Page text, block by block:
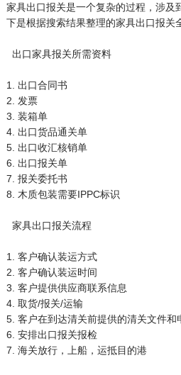
家具出口报关是一个复杂的过程，涉及
下是根据搜索结果整理的家具出口报关
出口家具报关所需资料
1. 出口合同书
2. 发票
3. 装箱单
4. 出口货品通关单
5. 出口收汇核销单
6. 出口报关单
7. 报关委托书
8. 木质包装需要IPPC标识
家具出口报关流程
1. 客户确认装运方式
2. 客户确认装运时间
3. 客户提供供应商联系信息
4. 取货/报关/运输
5. 客户在到达清关前提供的清关文件和
6. 安排出口报关报检
7. 海关放行，上船，运抵目的港